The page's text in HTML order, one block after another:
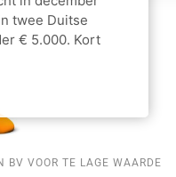
twee Duitse
€ 5.000. Kort
BV VOOR TE LAGE WAARDE